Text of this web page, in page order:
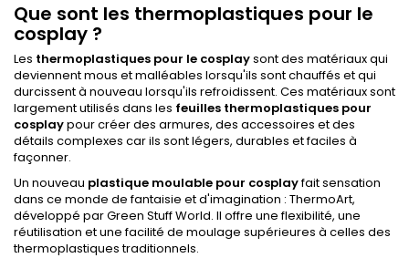
Que sont les thermoplastiques pour le
cosplay ?
Les thermoplastiques pour le cosplaysont des matériaux qui
deviennent mous et malléables lorsqu'ils sont chauffés et qui
durcissent à nouveau lorsqu'ils refroidissent. Ces matériaux sont
largement utilisés dans les feuilles thermoplastiques pour
cosplaypour créer des armures, des accessoires et des
détails complexes car ils sont légers, durables et faciles à
façonner.
Un nouveau plastique moulable pour cosplayfait sensation
dans ce monde de fantaisie et d'imagination : ThermoArt,
développé par Green Stuff World. Il offre une flexibilité, une
réutilisation et une facilité de moulage supérieures à celles des
thermoplastiques traditionnels.